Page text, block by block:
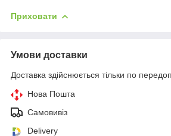
Приховати
Умови доставки
Доставка здійснюється тільки по
Нова Пошта
Самовивіз
Delivery